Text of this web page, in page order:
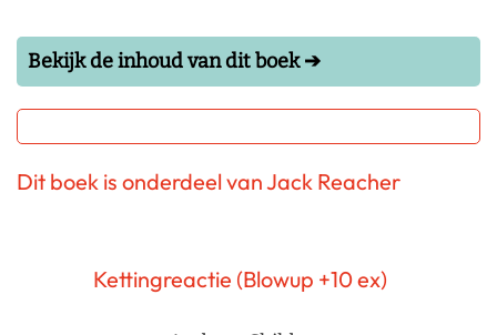
Bekijk de inhoud van dit boek ➔
Dit boek is onderdeel van Jack Reacher
Kettingreactie (Blowup +10 ex)